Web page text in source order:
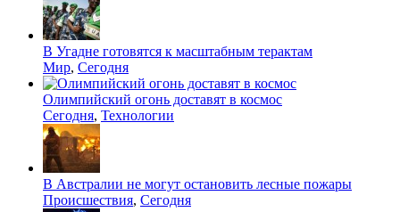
В Угадне готовятся к масштабным терактам
Мир, Сегодня
Олимпийский огонь доставят в космос
Сегодня, Технологии
В Австралии не могут остановить лесные пожары
Происшествия, Сегодня